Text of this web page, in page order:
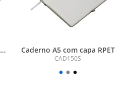
Caderno A5 com capa RPET
CAD150S